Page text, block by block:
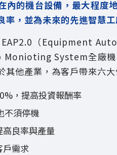
內的機台設備，最大程
率，並為未來的先進智慧
EAP2.0（Equipment
Monioting System全廠機
他產業，為客戶帶來六大
，提高投資報酬率
不須停機
良率與產量
戶需求